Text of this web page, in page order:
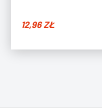
12,96ZŁ